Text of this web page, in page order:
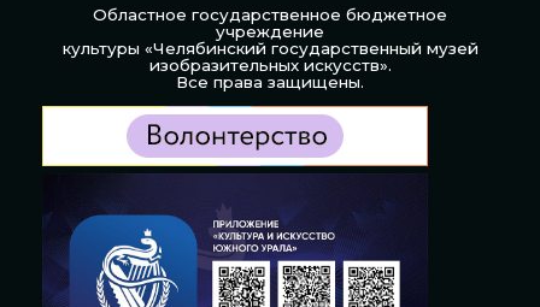
Областное государственное бюджетное
учреждение
культуры «Челябинский государственный музей
изобразительных искусств».
Все права защищены.